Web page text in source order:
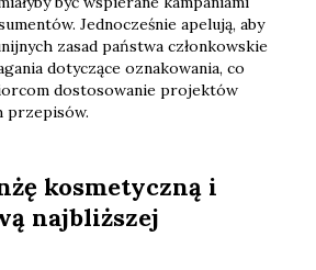
Jednocześnie apelują, aby
zasad państwa członkowskie
dotyczące oznakowania, co
dostosowanie projektów
przepisów.
kosmetyczną i
najbliższej